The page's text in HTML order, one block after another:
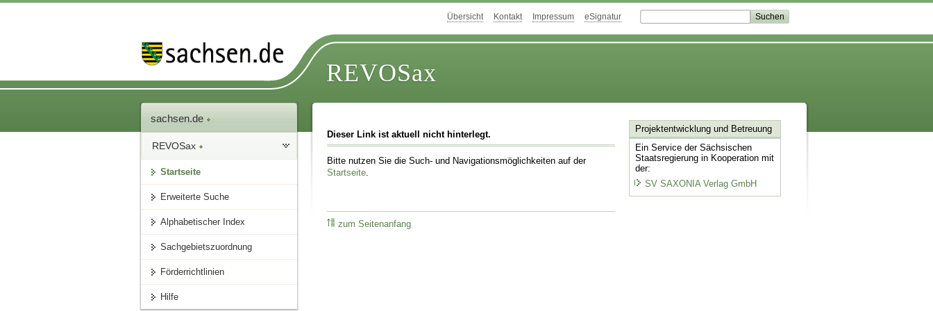
Übersicht Kontakt Impressum eSignatur
REVOSax
sachsen.de
REVOSax
Startseite
Erweiterte Suche
Alphabetischer Index
Sachgebietszuordnung
Förderrichtlinien
Hilfe
Dieser Link ist aktuell nicht hinterlegt.
Bitte nutzen Sie die Such- und Navigationsmöglichkeiten auf der
Startseite
zum Seitenanfang
Projektentwicklungund Betreuung
Ein Service der Sächsischen
Staatsregierung in Kooperation mit
der:
SV SAXONIA Verlag GmbH